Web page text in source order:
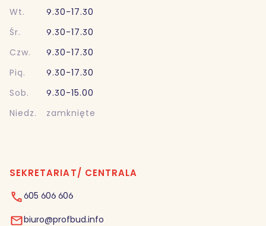
Wt.
9.30-17.30
Śr.
9.30-17.30
Czw.
9.30-17.30
Pią.
9.30-17.30
Sob.
9.30-15.00
Niedz.
zamknięte
SEKRETARIAT/ CENTRALA
605 606 606
biuro@profbud.info